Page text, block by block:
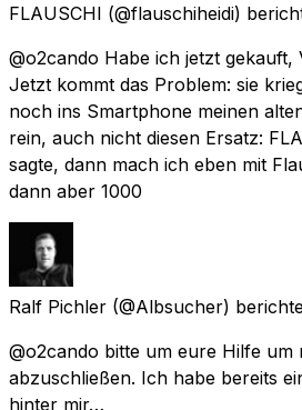
FLAUSCHI (@flauschiheidi)
@o2cando Habe ich jetzt gekauft,
Jetzt kommt das Problem: sie
noch ins Smartphone meinen
rein, auch nicht diesen Ersatz:
sagte, dann mach ich eben mit
dann aber 1000
Ralf Pichler (@Albsucher)
@o2cando bitte um eure Hilfe um
abzuschließen. Ich habe bereits
hinter mir…